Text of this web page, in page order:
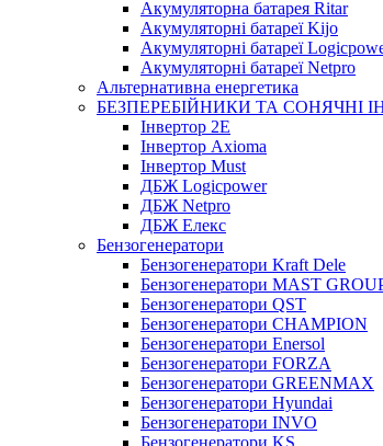
Акумуляторна батарея Ritar
Акумуляторні батареї Kijo
Акумуляторні батареї
Акумуляторні батареї Netpro
Альтернативна енергетика
БЕЗПЕРЕБІЙНИКИ ТА СОНЯЧНІ
Інвертор 2E
Інвертор Axioma
Інвертор Must
ДБЖ Logicpower
ДБЖ Netpro
ДБЖ Елекс
Бензогенератори
Бензогенератори Kraft Dele
Бензогенератори MAST
Бензогенератори QST
Бензогенератори CHAMPION
Бензогенератори Enersol
Бензогенератори FORZA
Бензогенератори GREENMAX
Бензогенератори Hyundai
Бензогенератори INVO
Бензогенератори KS